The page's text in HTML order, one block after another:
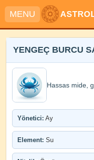
MENU
YENGEÇ BURCU
Hassas mide,
Yönetici: Ay
Element: Su